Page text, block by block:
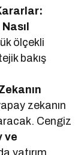
ölçekli
bakış
zekanın
Cengiz
ve